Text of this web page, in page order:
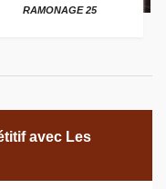
RAMONAGE 25
avec Les